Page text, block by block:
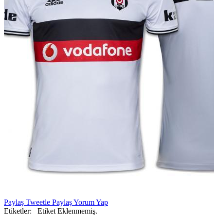
Paylaş Tweetle PaylaşYorum Yap
Etiketler:
Etiket Eklenmemiş.